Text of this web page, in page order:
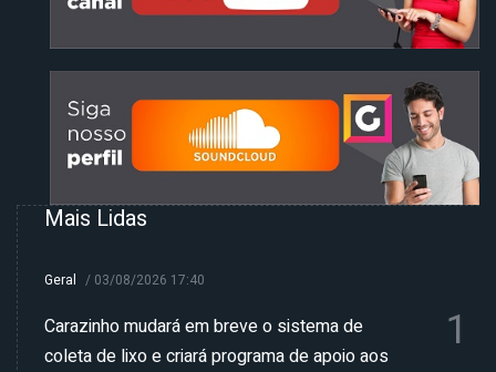
Mais Lidas
Geral / 03/08/2026 17:40
Carazinho mudará em breve o sistema de
coleta de lixo e criará programa de apoio aos
1